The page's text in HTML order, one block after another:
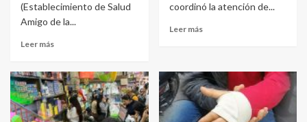
(Establecimiento de Salud
Amigo de la...
Leer más
coordinó la atención de...
Leer más